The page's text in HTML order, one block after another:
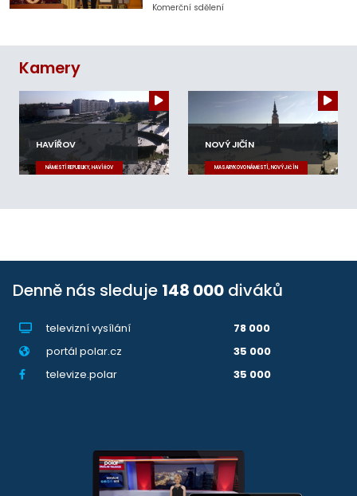
Komerční sdělení
Kamery
HAVÍŘOV
NÁMĚSTÍ REPUBLIKY, HAVÍŘOV
NOVÝ JIČÍN
MASARYKOVO NÁMĚSTÍ, NOVÝ JIČÍN
Denně nás sleduje 148 000 diváků
televizní vysílání
78 000
portál polar.cz
35 000
televize.polar
35 000